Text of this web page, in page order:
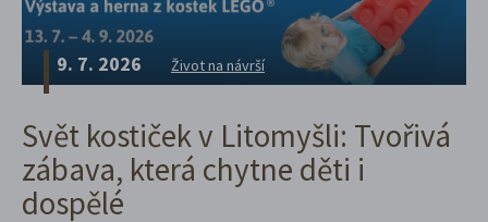
9. 7. 2026 Život na návrší
Svět kostiček v Litomyšli: Tvořivá
zábava, která chytne děti i
dospělé